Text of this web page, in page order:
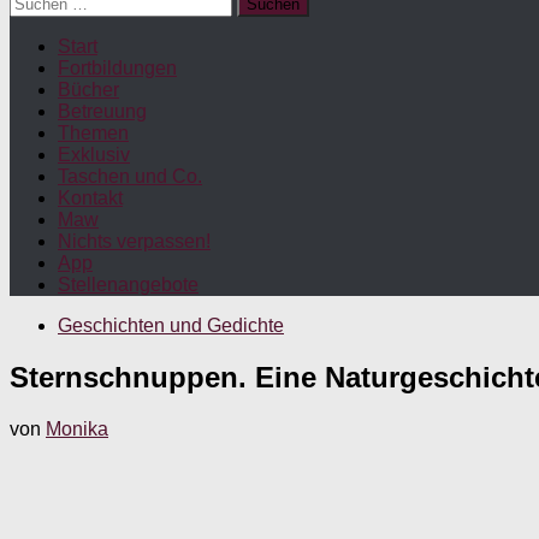
nach:
Start
Fortbildungen
Bücher
Betreuung
Themen
Exklusiv
Taschen und Co.
Kontakt
Maw
Nichts verpassen!
App
Stellenangebote
Geschichten und Gedichte
Sternschnuppen. Eine
von Monika